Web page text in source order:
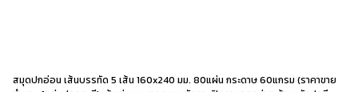
สมุดปกอ่อน เส้นบรรทัด 5 เส้น 160x240 มม. 80แผ่น กระดาษ 60แกรม (ราคาขาย